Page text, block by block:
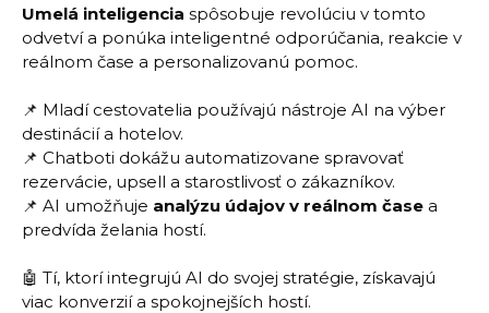
Umelá inteligencia spôsobuje revolúciu v tomto
odvetví a ponúka inteligentné odporúčania, reakcie v
reálnom čase a personalizovanú pomoc.
📌 Mladí cestovatelia používajú nástroje AI na výber
destinácií a hotelov.
📌 Chatboti dokážu automatizovane spravovať
rezervácie, upsell a starostlivosť o zákazníkov.
📌 AI umožňuje analýzu údajov v reálnom čase a
predvída želania hostí.
🤖 Tí, ktorí integrujú AI do svojej stratégie, získavajú
viac konverzií a spokojnejších hostí.